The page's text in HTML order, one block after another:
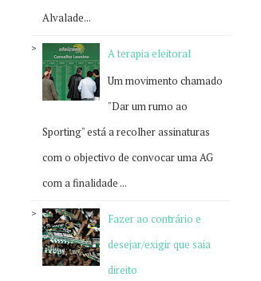
Alvalade...
A terapia eleitoral
Um movimento chamado
"Dar um rumo ao
Sporting" está a recolher assinaturas
com o objectivo de convocar uma AG
com a finalidade ...
Fazer ao contrário e
desejar/exigir que saia
direito